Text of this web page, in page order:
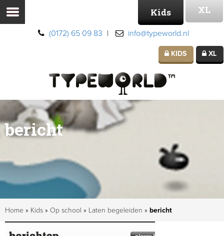
(0172) 65 09 83 | info@typeworld.nl
Kids XL
KIDS XL
bericht
Home » Kids » Op school » Laten begeleiden » bericht